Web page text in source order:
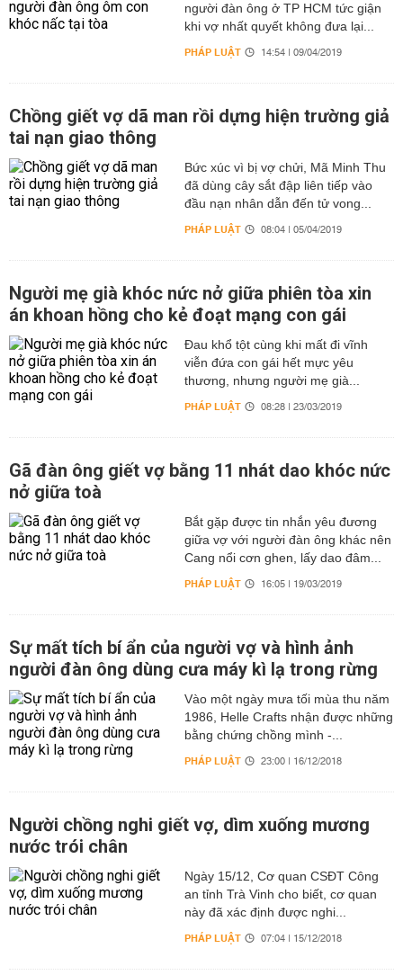
người đàn ông ở TP HCM tức giận
khi vợ nhất quyết không đưa lại...
PHÁP LUẬT 14:54 | 09/04/2019
Chồng giết vợ dã man rồi dựng hiện trường giả
tai nạn giao thông
Bức xúc vì bị vợ chửi, Mã Minh Thu
đã dùng cây sắt đập liên tiếp vào
đầu nạn nhân dẫn đến tử vong...
PHÁP LUẬT 08:04 | 05/04/2019
Người mẹ già khóc nức nở giữa phiên tòa xin
án khoan hồng cho kẻ đoạt mạng con gái
Đau khổ tột cùng khi mất đi vĩnh
viễn đứa con gái hết mực yêu
thương, nhưng người mẹ già...
PHÁP LUẬT 08:28 | 23/03/2019
Gã đàn ông giết vợ bằng 11 nhát dao khóc nức
nở giữa toà
Bắt gặp được tin nhắn yêu đương
giữa vợ với người đàn ông khác nên
Cang nổi cơn ghen, lấy dao đâm...
PHÁP LUẬT 16:05 | 19/03/2019
Sự mất tích bí ẩn của người vợ và hình ảnh
người đàn ông dùng cưa máy kì lạ trong rừng
Vào một ngày mưa tối mùa thu năm
1986, Helle Crafts nhận được những
bằng chứng chồng mình -...
PHÁP LUẬT 23:00 | 16/12/2018
Người chồng nghi giết vợ, dìm xuống mương
nước trói chân
Ngày 15/12, Cơ quan CSĐT Công
an tỉnh Trà Vinh cho biết, cơ quan
này đã xác định được nghi...
PHÁP LUẬT 07:04 | 15/12/2018